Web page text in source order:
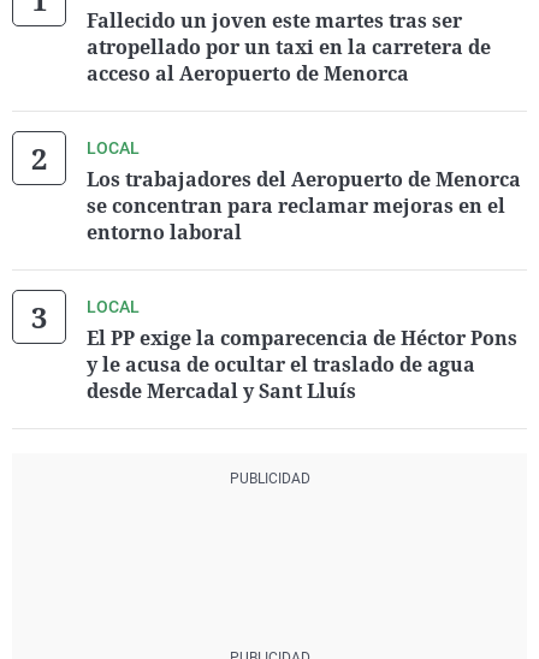
Fallecido un joven este martes tras ser
atropellado por un taxi en la carretera de
acceso al Aeropuerto de Menorca
LOCAL
Los trabajadores del Aeropuerto de Menorca
se concentran para reclamar mejoras en el
entorno laboral
LOCAL
El PP exige la comparecencia de Héctor Pons
y le acusa de ocultar el traslado de agua
desde Mercadal y Sant Lluís